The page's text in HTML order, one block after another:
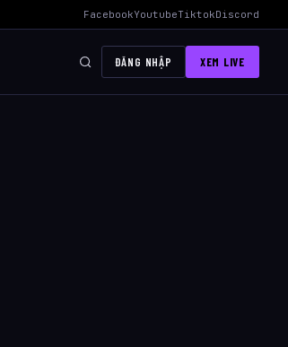
AWC 2026 Liên Quân Mobile – Lịch Thi Đấu,
FacebookYoutubeTiktokDiscord
ĐĂNG NHẬP XEM LIVE